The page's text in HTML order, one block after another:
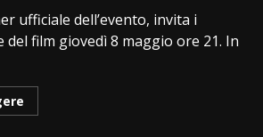
ufficiale dell’evento, invita i
film giovedì 8 maggio ore 21. In